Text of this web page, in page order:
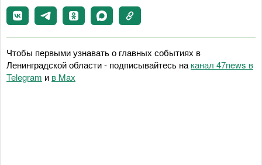
Чтобы первыми узнавать о главных событиях в
Ленинградской области - подписывайтесь на канал 47news в
Telegram и в Maх